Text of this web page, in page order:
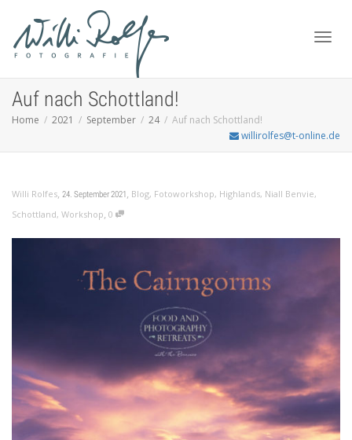
Auf nach Schottland!
Home 2021 September 24
Auf nach Schottland!
willirolfes@t-online.de
Willi Rolfes, 24. September 2021, Blog, Fotoworkshop, Highlands, Niall Benvie,
Schottland, Workshop, 0